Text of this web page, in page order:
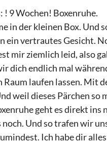
! 9 Wochen! Boxenruhe.
in der kleinen Box. Und
ein vertrautes Gesicht.
mir ziemlich leid, also
dich endlich mal
Raum laufen lassen. Mit
weil dieses Pärchen so
geht es direkt ins
noch. Und so trafen wir
Ich habe dir